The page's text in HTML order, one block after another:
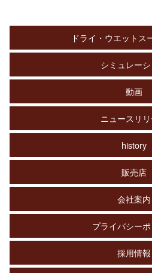
ドライ・ウエットス
シミュレー
動画
ニュースリ
history
販売店
会社案内
プライバシー
採用情報